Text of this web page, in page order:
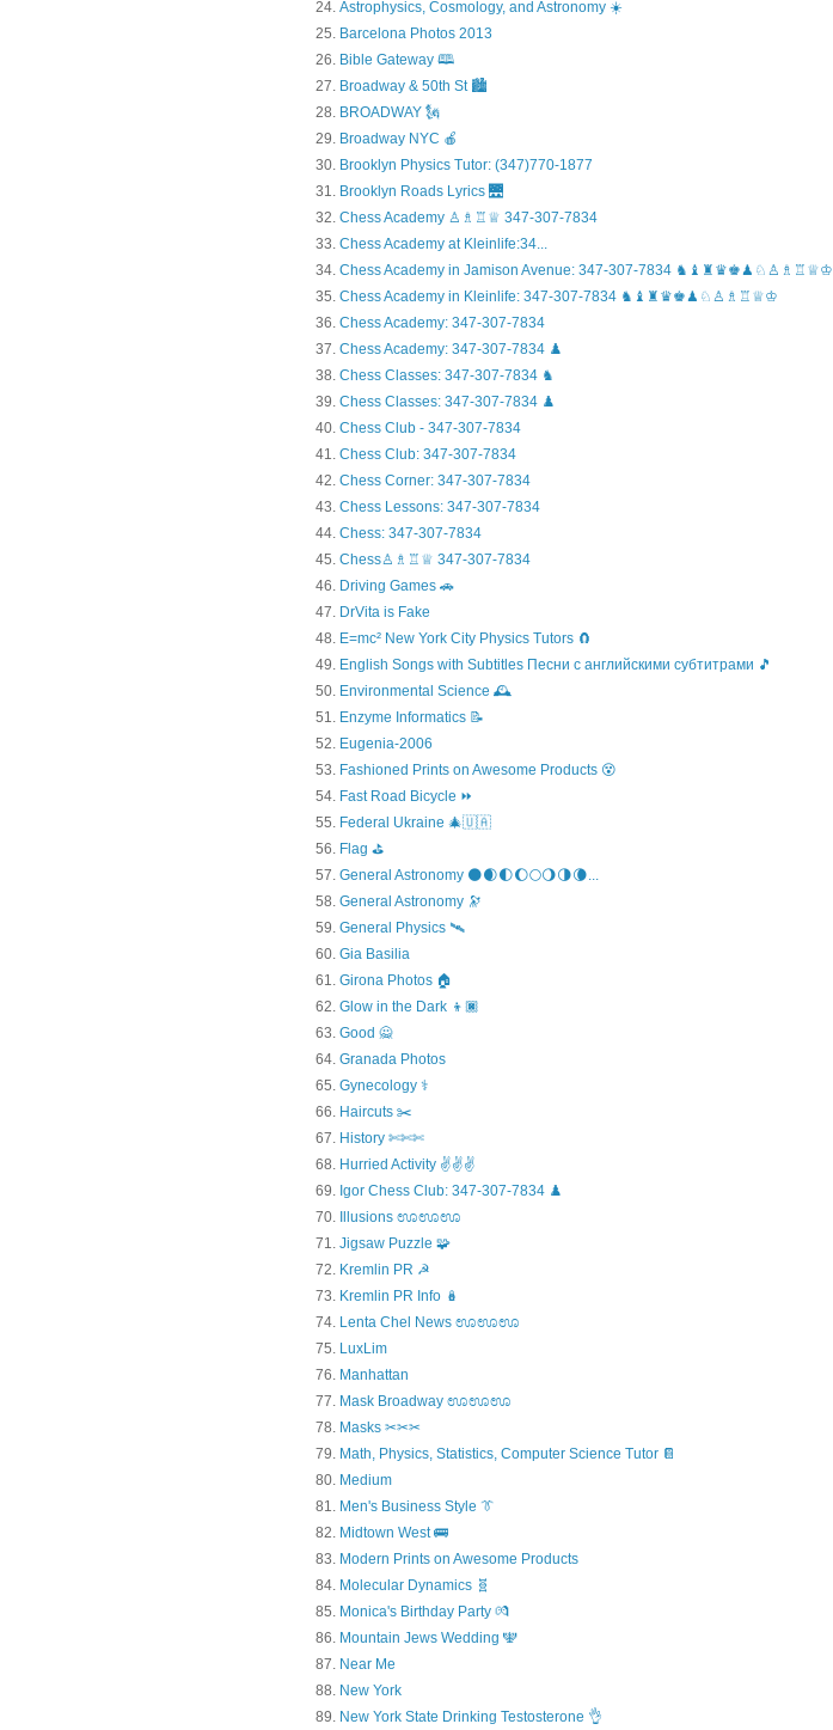
Astrophysics, Cosmology, and Astronomy ☀️
Barcelona Photos 2013
Bible Gateway 🕮
Broadway & 50th St 🏙️
BROADWAY 🗽
Broadway NYC 🍎
Brooklyn Physics Tutor: (347)770-1877
Brooklyn Roads Lyrics 🌉
Chess Academy ♙♗♖♕ 347-307-7834
Chess Academy at Kleinlife:34...
Chess Academy in Jamison Avenue: 347-307-7834 ♞♝♜♛♚♟♘♙♗♖♕♔
Chess Academy in Kleinlife: 347-307-7834 ♞♝♜♛♚♟♘♙♗♖♕♔
Chess Academy: 347-307-7834
Chess Academy: 347-307-7834 ♟️
Chess Classes: 347-307-7834 ♞
Chess Classes: 347-307-7834 ♟️
Chess Club - 347-307-7834
Chess Club: 347-307-7834
Chess Corner: 347-307-7834
Chess Lessons: 347-307-7834
Chess: 347-307-7834
Chess♙♗♖♕ 347-307-7834
Driving Games 🚗
DrVita is Fake
E=mc² New York City Physics Tutors 🧲
English Songs with Subtitles Песни с английскими субтитрами 🎵
Environmental Science 🕰️
Enzyme Informatics 📝
Eugenia-2006
Fashioned Prints on Awesome Products 😵
Fast Road Bicycle ⏩
Federal Ukraine 🎄🇺🇦
Flag ⛳
General Astronomy 🌑🌒🌓🌔🌕🌖🌗🌘...
General Astronomy 🔭
General Physics 🛰
Gia Basilia
Girona Photos 🏠
Glow in the Dark 👦🏿
Good 🙅
Granada Photos
Gynecology ⚕️
Haircuts ✂️
History ✄✄✄
Hurried Activity ✌✌✌
Igor Chess Club: 347-307-7834 ♟️
Illusions ಊಊಊ
Jigsaw Puzzle 🧩
Kremlin PR ☭
Kremlin PR Info 🪆
Lenta Chel News ಊಊಊ
LuxLim
Manhattan
Mask Broadway ಊಊಊ
Masks ✂✂✂
Math, Physics, Statistics, Computer Science Tutor 📔
Medium
Men's Business Style 👔
Midtown West 🚌
Modern Prints on Awesome Products
Molecular Dynamics 🧬
Monica's Birthday Party 💏
Mountain Jews Wedding 🕎
Near Me
New York
New York State Drinking Testosterone 👌